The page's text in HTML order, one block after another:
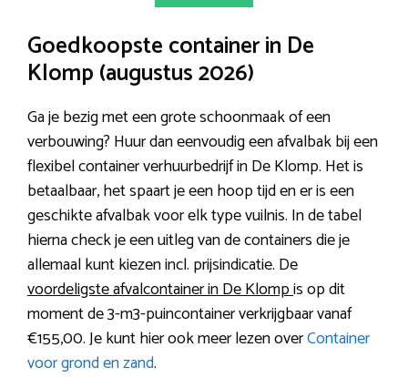
Goedkoopste container in De
Klomp (augustus 2026)
Ga je bezig met een grote schoonmaak of een
verbouwing? Huur dan eenvoudig een afvalbak bij een
flexibel container verhuurbedrijf in De Klomp. Het is
betaalbaar, het spaart je een hoop tijd en er is een
geschikte afvalbak voor elk type vuilnis. In de tabel
hierna check je een uitleg van de containers die je
allemaal kunt kiezen incl. prijsindicatie. De
voordeligste afvalcontainer in De Klompis op dit
moment de 3-m3-puincontainer verkrijgbaar vanaf
€155,00. Je kunt hier ook meer lezen overContainer
voor grond en zand.